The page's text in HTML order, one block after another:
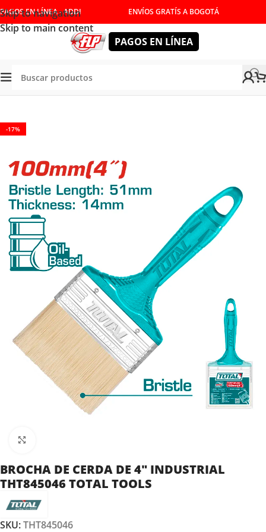
Skip to navigation
Skip to main content
PAGOS EN LÍNEA - ADDI ENVÍOS GRATÍS A BOGOTÁ
PAGOS EN LÍNEA
Tienda/HERRAMIENTAS MANUALES
-17%
BROCHA DE CERDA DE 4″ INDUSTRIAL
THT845046 TOTAL TOOLS
SKU:THT845046